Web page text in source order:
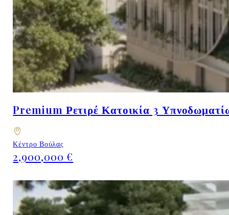
Premium Ρετιρέ Κατοικία 3
Κέντρο Βούλας
2,900,000 €